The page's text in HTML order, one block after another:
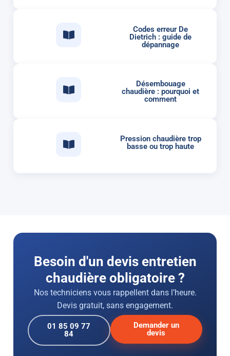
Codes erreur De
Dietrich : guide de
dépannage
Désembouage
chaudière : pourquoi et
comment
Pression chaudière trop
basse ou trop haute
Besoin d'un devis entretien
chaudière obligatoire ?
Nos techniciens vous rappellent dans l’heure.
Devis gratuit, sans engagement.
01 85 09 77
84
Demander un
devis